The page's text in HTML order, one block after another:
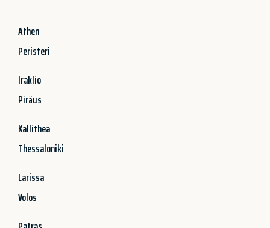
Athen
Peristeri
Iraklio
Piräus
Kallithea
Thessaloniki
Larissa
Volos